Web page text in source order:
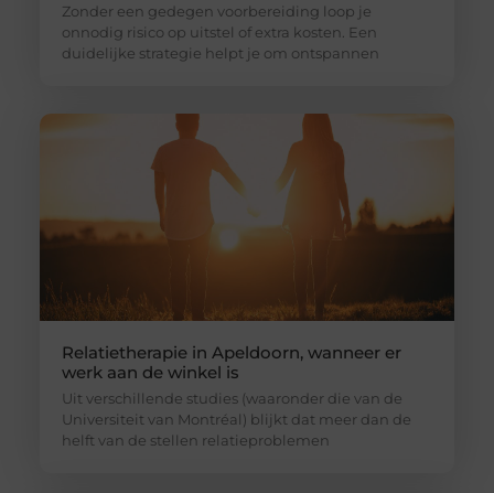
Zonder een gedegen voorbereiding loop je
onnodig risico op uitstel of extra kosten. Een
duidelijke strategie helpt je om ontspannen
Relatietherapie in Apeldoorn, wanneer er
werk aan de winkel is
Uit verschillende studies (waaronder die van de
Universiteit van Montréal) blijkt dat meer dan de
helft van de stellen relatieproblemen